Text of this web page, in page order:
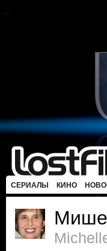
СЕРИАЛЫ КИНО